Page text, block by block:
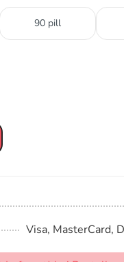
90 pill
Visa, MasterCard,